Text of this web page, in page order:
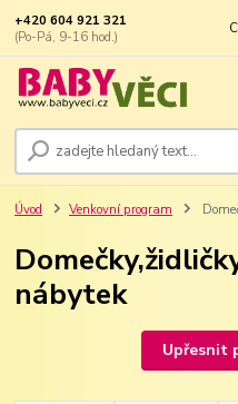
+420 604 921 321
(Po-Pá, 9-16 hod.)
Úvod Venkovní program
nábytek
Upřesnit